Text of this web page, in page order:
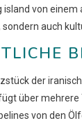
von einem
auch
der
über
von den